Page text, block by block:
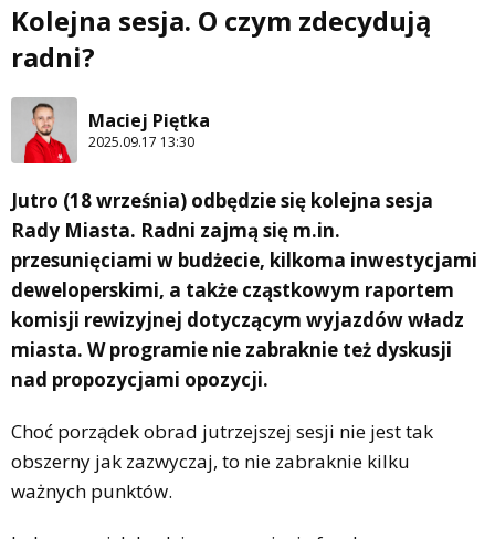
Kolejna sesja. O czym zdecydują
radni?
Maciej Piętka
2025.09.17 13:30
Jutro (18 września) odbędzie się kolejna sesja
Rady Miasta. Radni zajmą się m.in.
przesunięciami w budżecie, kilkoma inwestycjami
deweloperskimi, a także cząstkowym raportem
komisji rewizyjnej dotyczącym wyjazdów władz
miasta. W programie nie zabraknie też dyskusji
nad propozycjami opozycji.
Choć porządek obrad jutrzejszej sesji nie jest tak
obszerny jak zazwyczaj, to nie zabraknie kilku
ważnych punktów.